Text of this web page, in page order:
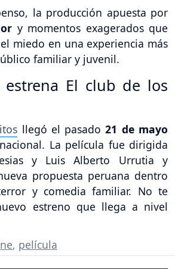
la producción apuesta por
y momentos exagerados que
miedo en una experiencia más
familiar y juvenil.
estrena El club de los
llegó el pasado21 de mayo
La película fue dirigida
y Luis Alberto Urrutia y
propuesta peruana dentro
y comedia familiar. No te
estreno que llega a nivel
, película